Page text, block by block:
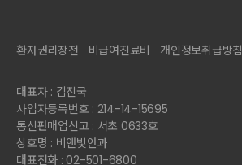
환자권리장전 비급여진료비 개인정보취급방침
대표자 : 김진국
사업자등록번호 : 214-14-15695
통신판매업신고 : 서초 0633호
상호명 : 비앤빛안과
대표전화 : 02-501-6800